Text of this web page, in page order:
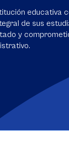
educativa
de sus
y